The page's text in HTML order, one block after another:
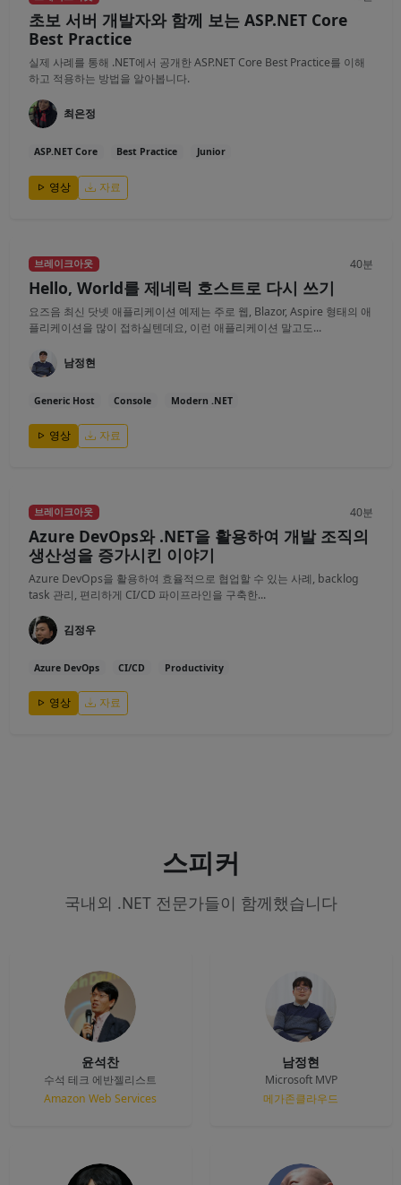
초보 서버 개발자와 함께 보는 ASP.NET Core
Best Practice
실제 사례를 통해 .NET에서 공개한 ASP.NET Core Best Practice를 이해
하고 적용하는 방법을 알아봅니다.
최은정
ASP.NET Core Best Practice Junior
영상 자료
브레이크아웃 40분
Hello, World를 제네릭 호스트로 다시 쓰기
요즈음 최신 닷넷 애플리케이션 예제는 주로 웹, Blazor, Aspire 형태의 애
플리케이션을 많이 접하실텐데요, 이런 애플리케이션 말고도...
남정현
Generic Host Console Modern .NET
영상 자료
브레이크아웃 40분
Azure DevOps와 .NET을 활용하여 개발 조직의
생산성을 증가시킨 이야기
Azure DevOps을 활용하여 효율적으로 협업할 수 있는 사례, backlog
task 관리, 편리하게 CI/CD 파이프라인을 구축한...
김정우
Azure DevOps CI/CD Productivity
영상 자료
스피커
국내외 .NET 전문가들이 함께했습니다
윤석찬
수석 테크 에반젤리스트
Amazon Web Services
남정현
Microsoft MVP
메가존클라우드